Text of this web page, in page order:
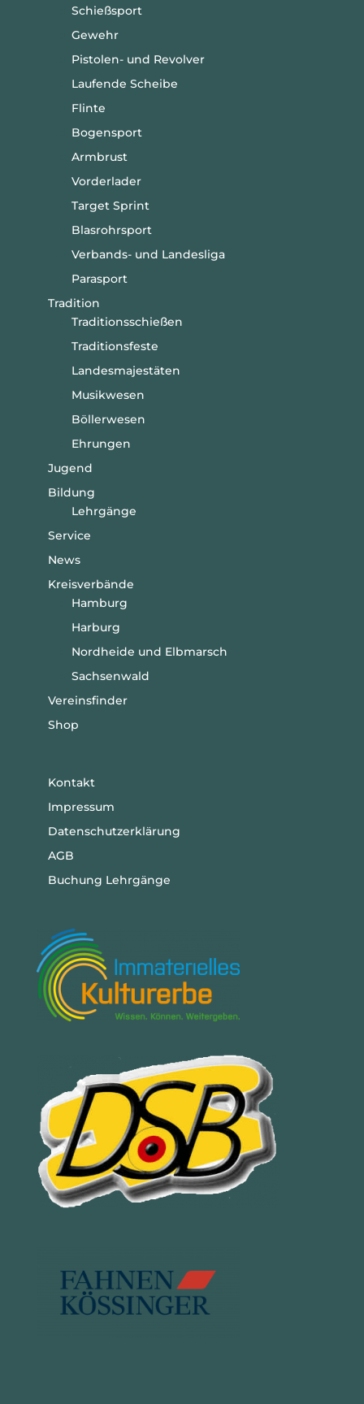
Schießsport
Gewehr
Pistolen- und Revolver
Laufende Scheibe
Flinte
Bogensport
Armbrust
Vorderlader
Target Sprint
Blasrohrsport
Verbands- und Landesliga
Parasport
Tradition
Traditionsschießen
Traditionsfeste
Landesmajestäten
Musikwesen
Böllerwesen
Ehrungen
Jugend
Bildung
Lehrgänge
Service
News
Kreisverbände
Hamburg
Harburg
Nordheide und Elbmarsch
Sachsenwald
Vereinsfinder
Shop
Kontakt
Impressum
Datenschutzerklärung
AGB
Buchung Lehrgänge